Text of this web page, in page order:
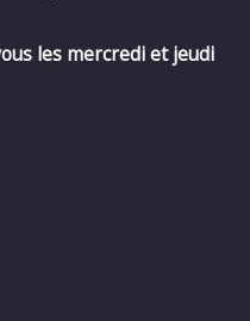
les mercredi et jeudi